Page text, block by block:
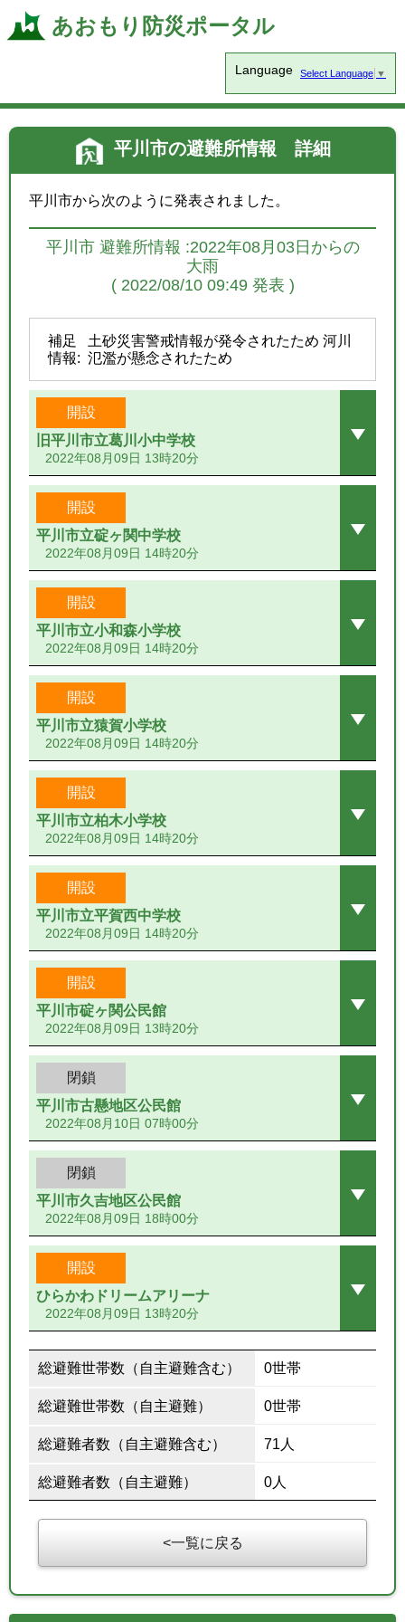
あおもり防災ポータル
Language Select Language ▼
平川市の避難所情報 詳細
平川市から次のように発表されました。
平川市 避難所情報 :2022年08月03日からの
大雨
( 2022/08/10 09:49 発表 )
補足
情報:
土砂災害警戒情報が発令されたため 河川
氾濫が懸念されたため
開設
旧平川市立葛川小中学校
2022年08月09日 13時20分
開設
平川市立碇ヶ関中学校
2022年08月09日 14時20分
開設
平川市立小和森小学校
2022年08月09日 14時20分
開設
平川市立猿賀小学校
2022年08月09日 14時20分
開設
平川市立柏木小学校
2022年08月09日 14時20分
開設
平川市立平賀西中学校
2022年08月09日 14時20分
開設
平川市碇ヶ関公民館
2022年08月09日 13時20分
閉鎖
平川市古懸地区公民館
2022年08月10日 07時00分
閉鎖
平川市久吉地区公民館
2022年08月09日 18時00分
開設
ひらかわドリームアリーナ
2022年08月09日 13時20分
総避難世帯数（自主避難含む） 0世帯
総避難世帯数（自主避難） 0世帯
総避難者数（自主避難含む） 71人
総避難者数（自主避難） 0人
一覧に戻る